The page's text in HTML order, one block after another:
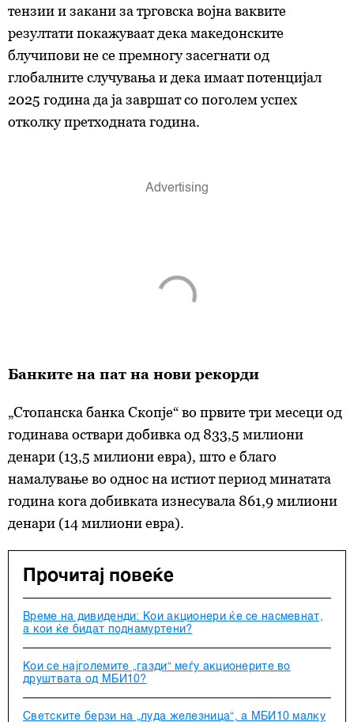
тензии и закани за трговска војна ваквите
резултати покажуваат дека македонските
блучипови не се премногу засегнати од
глобалните случувања и дека имаат потенцијал
2025 година да ја завршат со поголем успех
отколку претходната година.
Банките на пат на нови рекорди
„Стопанска банка Скопје“ во првите три месеци од
годинава оствари добивка од 833,5 милиони
денари (13,5 милиони евра), што е благо
намалување во однос на истиот период минатата
година кога добивката изнесувала 861,9 милиони
денари (14 милиони евра).
Прочитај повеќе
Време на дивиденди: Кои акционери ќе се насмевнат,
а кои ќе бидат поднамуртени?
Кои се најголемите „газди“ меѓу акционерите во
друштвата од МБИ10?
Светските берзи на „луда железница“, а МБИ10 малку